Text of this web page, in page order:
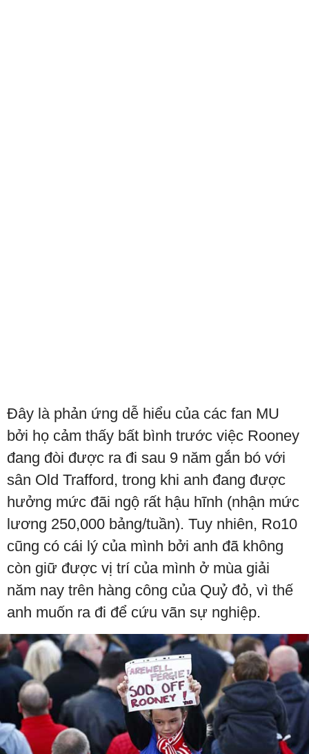
Đây là phản ứng dễ hiểu của các fan MU
bởi họ cảm thấy bất bình trước việc Rooney
đang đòi được ra đi sau 9 năm gắn bó với
sân Old Trafford, trong khi anh đang được
hưởng mức đãi ngộ rất hậu hĩnh (nhận mức
lương 250,000 bảng/tuần). Tuy nhiên, Ro10
cũng có cái lý của mình bởi anh đã không
còn giữ được vị trí của mình ở mùa giải
năm nay trên hàng công của Quỷ đỏ, vì thế
anh muốn ra đi để cứu vãn sự nghiệp.